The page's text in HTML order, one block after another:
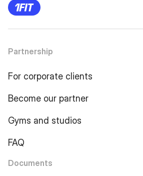
Partnership
For corporate clients
Become our partner
Gyms and studios
FAQ
Documents